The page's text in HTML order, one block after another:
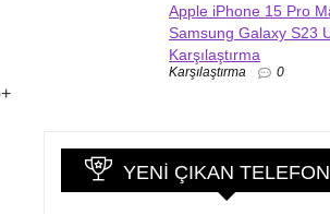
Apple iPhone 15 Pro
Samsung Galaxy S23
Karşılaştırma
Karşılaştırma 0
YENI ÇIKAN